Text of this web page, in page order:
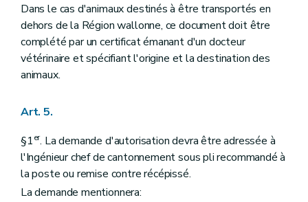
Dans le cas d'animaux destinés à être transportés en
dehors de la Région wallonne, ce document doit être
complété par un certificat émanant d'un docteur
vétérinaire et spécifiant l'origine et la destination des
animaux.
Art. 5.
§1er. La demande d'autorisation devra être adressée à
l'Ingénieur chef de cantonnement sous pli recommandé à
la poste ou remise contre récépissé.
La demande mentionnera: